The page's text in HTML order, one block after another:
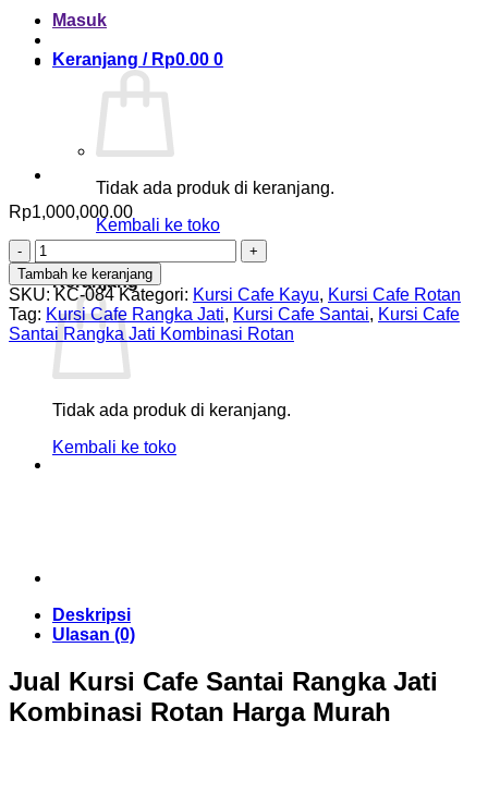
Masuk
Keranjang / Rp0.00 0
Tidak ada produk di keranjang.
Kembali ke toko
0
Keranjang
Tidak ada produk di keranjang.
Kembali ke toko
Rp1,000,000.00
Kuantitas
Kursi
Cafe
Santai
Rangka
Jati
Rotan
Tambah ke keranjang
SKU: KC-084 Kategori: Kursi Cafe Kayu, Kursi Cafe Rotan
Tag: Kursi Cafe Rangka Jati, Kursi Cafe Santai, Kursi Cafe
Santai Rangka Jati Kombinasi Rotan
Deskripsi
Ulasan (0)
Jual Kursi Cafe Santai Rangka Jati
Kombinasi Rotan Harga Murah